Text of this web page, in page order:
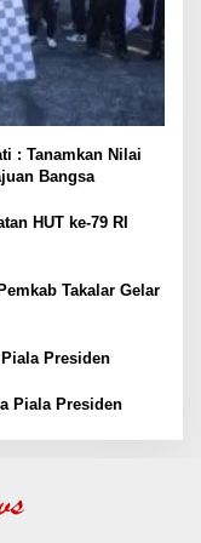
: Tanamkan Nilai
Bangsa
HUT ke-79 RI
Takalar Gelar
Presiden
Piala Presiden